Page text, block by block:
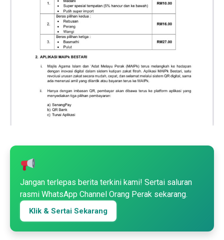
Jangan terlepas berita terkini kami! Sertai saluran
rasmi WhatsApp Channel Orang Perak sekarang.
Klik & Sertai Sekarang